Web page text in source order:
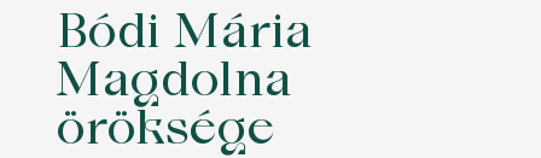
Bódi Mária
Magdolna
öröksége